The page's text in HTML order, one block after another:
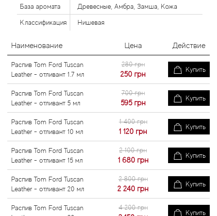
База аромата Древесные, Амбра, Замша, Кожа
Классификация Нишевая
Наименование Цена Действие
Распив Tom Ford Tuscan
Leather - отливант 1.7 мл
280 грн
250 грн
Купить
Распив Tom Ford Tuscan
Leather - отливант 5 мл
700 грн
595 грн
Купить
Распив Tom Ford Tuscan
Leather - отливант 10 мл
1 400 грн
1 120 грн
Купить
Распив Tom Ford Tuscan
Leather - отливант 15 мл
2 100 грн
1 680 грн
Купить
Распив Tom Ford Tuscan
Leather - отливант 20 мл
2 800 грн
2 240 грн
Купить
Распив Tom Ford Tuscan
4 200 грн
Купить